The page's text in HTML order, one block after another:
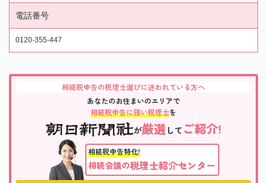
電話番号
0120-355-447
相続税申告の税理士選びに迷われている方へ
あなたのお住まいのエリアで
相続税申告に強い税理士を
が厳選して ご紹介!
相続税申告特化!
相続会議の税理士紹介センター